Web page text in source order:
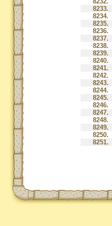
8233.
8236.
8238.
8240.
8242.
8244.
8247.
8248.
8249.
8250.